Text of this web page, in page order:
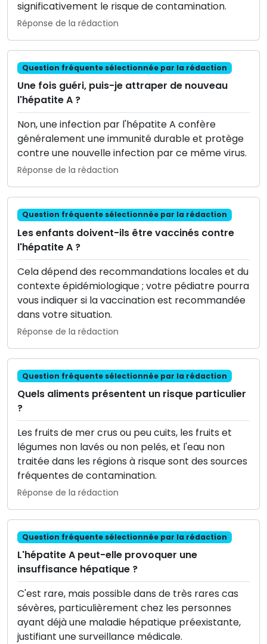
significativement le risque de contamination.
Réponse de la rédaction
Question fréquente sélectionnée par la rédaction
Une fois guéri, puis-je attraper de nouveau
l'hépatite A ?
Non, une infection par l'hépatite A confère
généralement une immunité durable et protège
contre une nouvelle infection par ce même virus.
Réponse de la rédaction
Question fréquente sélectionnée par la rédaction
Les enfants doivent-ils être vaccinés contre
l'hépatite A ?
Cela dépend des recommandations locales et du
contexte épidémiologique ; votre pédiatre pourra
vous indiquer si la vaccination est recommandée
dans votre situation.
Réponse de la rédaction
Question fréquente sélectionnée par la rédaction
Quels aliments présentent un risque particulier
?
Les fruits de mer crus ou peu cuits, les fruits et
légumes non lavés ou non pelés, et l'eau non
traitée dans les régions à risque sont des sources
fréquentes de contamination.
Réponse de la rédaction
Question fréquente sélectionnée par la rédaction
L'hépatite A peut-elle provoquer une
insuffisance hépatique ?
C'est rare, mais possible dans de très rares cas
sévères, particulièrement chez les personnes
ayant déjà une maladie hépatique préexistante,
justifiant une surveillance médicale.